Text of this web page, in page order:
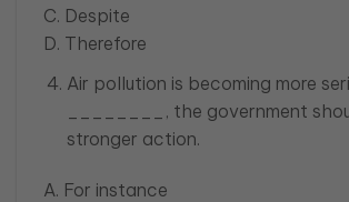
C. Despite
D. Therefore
Air pollution is becoming more
________, the government
stronger action.
A. For instance